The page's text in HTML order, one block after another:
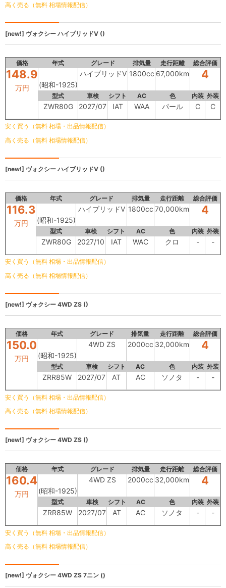
高く売る（無料 相場情報配信）
[new!] ヴォクシー ハイブリッドV ()
価格 年式 グレード 排気量 走行距離 総合評価
148.9
万円 (昭和-1925)
ハイブリッドV 1800cc 67,000km 4
型式 車検 シフト AC 色 内装 外装
ZWR80G 2027/07 IAT WAA パール C C
安く買う（無料 相場・出品情報配信）
高く売る（無料 相場情報配信）
[new!] ヴォクシー ハイブリッドV ()
価格 年式 グレード 排気量 走行距離 総合評価
116.3
万円 (昭和-1925)
ハイブリッドV 1800cc 70,000km 4
型式 車検 シフト AC 色 内装 外装
ZWR80G 2027/10 IAT WAC クロ - -
安く買う（無料 相場・出品情報配信）
高く売る（無料 相場情報配信）
[new!] ヴォクシー 4WD ZS ()
価格 年式 グレード 排気量 走行距離 総合評価
150.0
万円 (昭和-1925)
4WD ZS 2000cc 32,000km 4
型式 車検 シフト AC 色 内装 外装
ZRR85W 2027/07 AT AC ソノタ - -
安く買う（無料 相場・出品情報配信）
高く売る（無料 相場情報配信）
[new!] ヴォクシー 4WD ZS ()
価格 年式 グレード 排気量 走行距離 総合評価
160.4
万円 (昭和-1925)
4WD ZS 2000cc 32,000km 4
型式 車検 シフト AC 色 内装 外装
ZRR85W 2027/07 AT AC ソノタ - -
安く買う（無料 相場・出品情報配信）
高く売る（無料 相場情報配信）
[new!] ヴォクシー 4WD ZS 7ニン ()